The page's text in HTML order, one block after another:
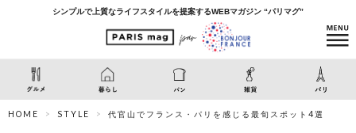
シンプルで上質なライフスタイルを提案するWEBマガジン “パリマグ”
HOME STYLE 代官山でフランス・パリを感じる最旬スポット4選